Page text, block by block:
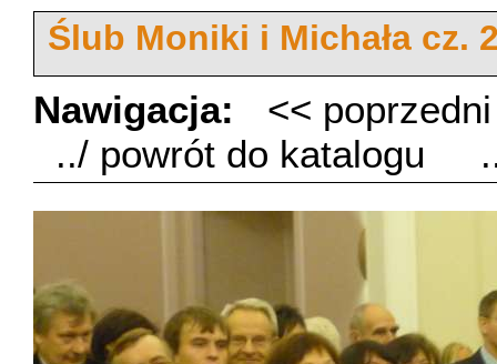
Ślub Moniki i Michała cz.
Nawigacja:
<<
../ powrót do katalogu